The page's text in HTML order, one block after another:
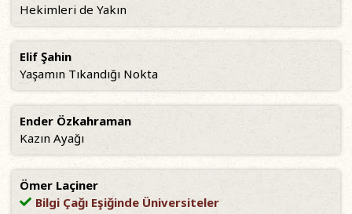
Hekimleri de Yakın
Elif Şahin
Yaşamın Tıkandığı Nokta
Ender Özkahraman
Kazın Ayağı
Ömer Laçiner
Bilgi Çağı Eşiğinde Üniversiteler